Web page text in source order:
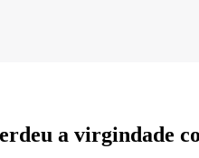
a virgindade